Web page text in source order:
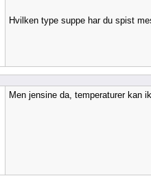
Hvilken type suppe har du spist
Men jensine da, temperaturer kan